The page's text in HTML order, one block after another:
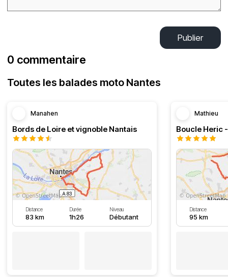
Publier
0 commentaire
Toutes les balades moto Nantes
Manahen
Bords de Loire et vignoble Nantais
Distance
83 km
Durée
1h26
Niveau
Débutant
Mathieu
Boucle Heric
Distance
95 km